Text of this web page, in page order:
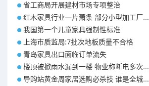
省工商局开展建材市场专项整治
红木家具行业一片萧条 部分小型加工厂...
我国第一个儿童家具强制性标准
上海市质监局:7批次地板质量不合格
青岛家具出口面临订单流失
楼顶被掀雨水漏到一楼 物业称断电多次...
导购站黄金周家居选购必杀技 谁是全城...